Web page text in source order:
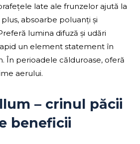
late ale frunzelor ajută la
absoarbe poluanți și
lumina difuză și udări
un element statement în
În perioadele călduroase, oferă
aerului.
– crinul păcii
beneficii